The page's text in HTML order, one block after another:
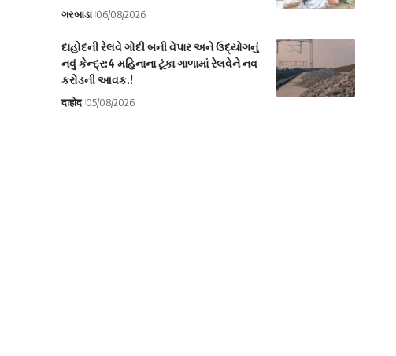
ગરબાડા 06/08/2026
દાહોદની રેલવે ગોદી બની વેપાર અને ઉદ્યોગનું
નવું કેન્દ્ર:4 મહિનાના ટૂંકા ગાળામાં રેલવેને નવ
કરોડની આવક.!
दाहोद 05/08/2026